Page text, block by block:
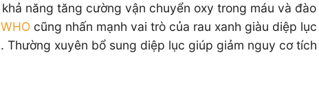
năng tăng cường vận chuyển oxy trong máu và đào
WHO cũng nhấn mạnh vai trò của rau xanh giàu diệp
xuyên bổ sung diệp lục giúp giảm nguy cơ tích